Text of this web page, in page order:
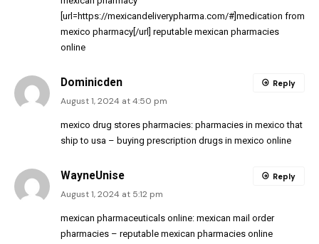
[url=https://mexicandeliverypharma.com/#]medication from
mexico pharmacy[/url] reputable mexican pharmacies
online
Dominicden
August 1, 2024 at 4:50 pm
mexico drug stores pharmacies: pharmacies in mexico that
ship to usa – buying prescription drugs in mexico online
Reply
WayneUnise
August 1, 2024 at 5:12 pm
mexican pharmaceuticals online: mexican mail order
pharmacies – reputable mexican pharmacies online
Reply